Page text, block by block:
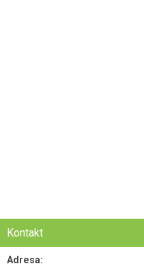
Kontakt
Adresa: